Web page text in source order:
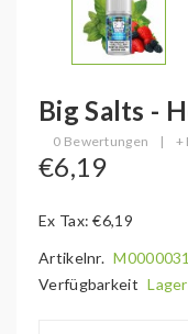
Big Salts -
0 Bewertungen | +
€6,19
Ex Tax: €6,19
Artikelnr.
Verfügbarkeit